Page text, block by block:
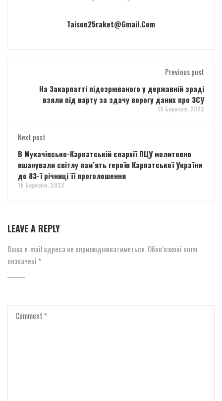
Taison25raket@gmail.com
Previous post
На Закарпатті підозрюваного у державній зраді
взяли під варту за здачу ворогу даних про ЗСУ
15 Березня, 2022
Next post
В Мукачівсько-Карпатській єпархії ПЦУ молитовно
вшанували світлу пам’ять героїв Карпатської України
до 83-ї річниці її проголошення
15 Березня, 2022
LEAVE A REPLY
Ваша e-mail адреса не оприлюднюватиметься. Обов’язкові поля
позначені *